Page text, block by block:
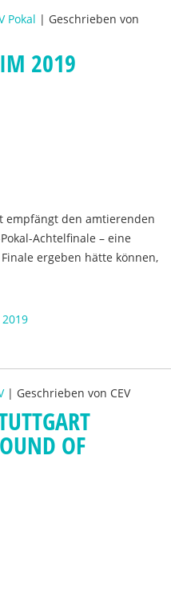
Pokal | Geschrieben von
2019
empfängt den amtierenden
Achtelfinale – eine
ergeben hätte können,
| Geschrieben von CEV
OF